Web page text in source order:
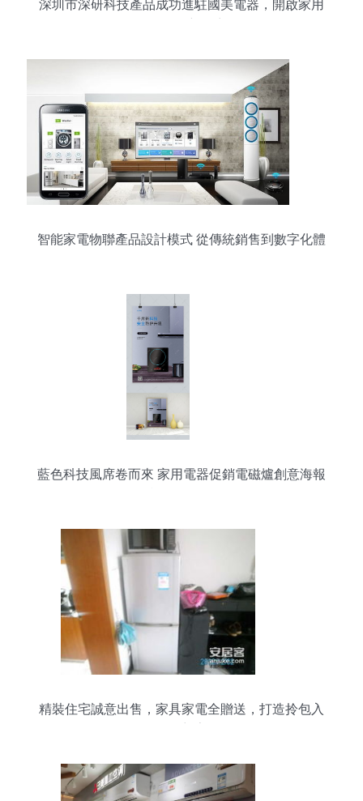
深圳市深研科技產品成功進駐國美電器，開啟家用
智能家電物聯產品設計模式 從傳統銷售到數字化體
藍色科技風席卷而來 家用電器促銷電磁爐創意海報
精裝住宅誠意出售，家具家電全贈送，打造拎包入